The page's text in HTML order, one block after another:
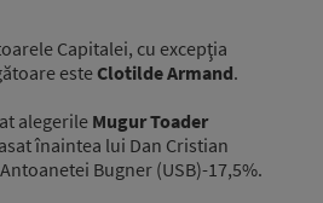
Capitalei, cu excepţia
este Clotilde Armand.
alegerile Mugur Toader
înaintea lui Dan Cristian
Bugner (USB)-17,5%.